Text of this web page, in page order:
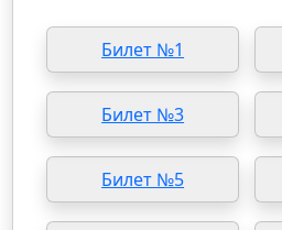
Билет №1
Билет №3
Билет №5